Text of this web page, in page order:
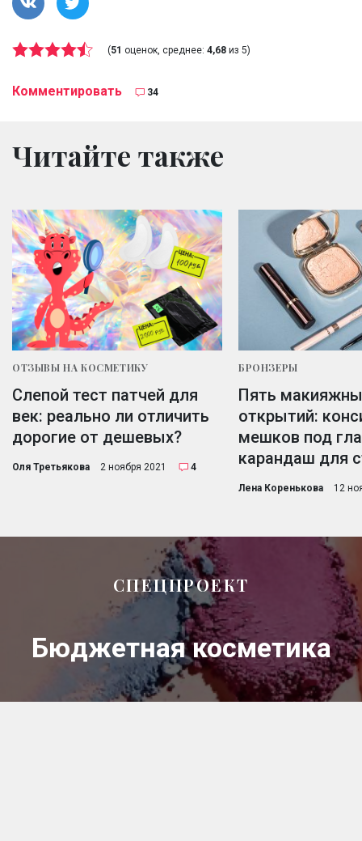
(51 оценок, среднее: 4,68 из 5)
Комментировать 34
Читайте также
ОТЗЫВЫ НА КОСМЕТИКУ
Слепой тест патчей для
век: реально ли отличить
дорогие от дешевых?
Оля Третьякова 2 ноября 2021 4
БРОНЗЕРЫ
Пять
открытий:
мешков под
карандаш для
Лена Коренькова 12
СПЕЦПРОЕКТ
Бюджетная косметика